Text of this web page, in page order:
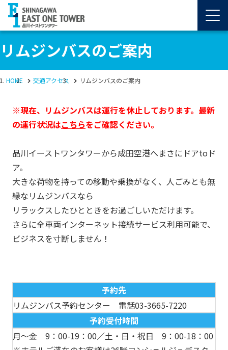
リムジンバスのご案内
HOME 交通アクセス リムジンバスのご案内
※現在、リムジンバスは運行を休止しております。最新
の運行状況はこちらをご確認ください。
品川イーストワンタワーから成田空港へまさにドアtoド
ア。
大きな荷物を持っての移動や乗換がなく、人ごみとも無
縁なリムジンバスなら
リラックスしたひとときをお過ごしいただけます。
さらに全車両インターネット接続サービス利用可能で、
ビジネスを寸断しません！
予約先
リムジンバス予約センター 電話03-3665-7220
予約受付時間
月～金 9：00-19：00／土・日・祝日 9：00-18：00